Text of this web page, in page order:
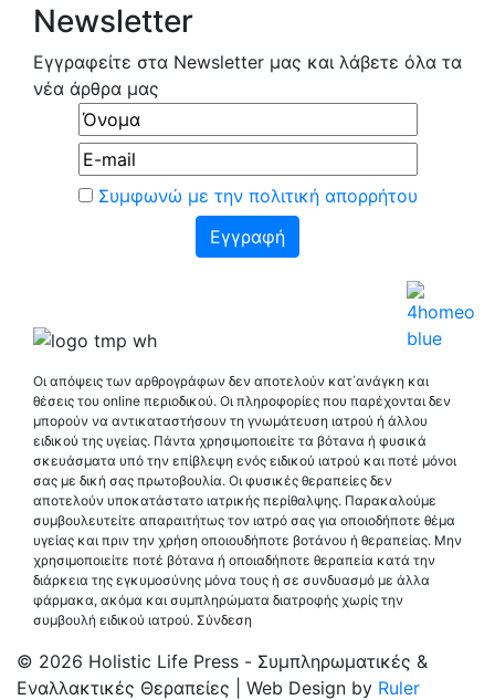
Newsletter
Εγγραφείτε στα Newsletter μας και λάβετε όλα τα
νέα άρθρα μας
Συμφωνώ με την πολιτική απορρήτου
Οι απόψεις των αρθρογράφων δεν αποτελούν κατ΄ανάγκη και
θέσεις του online περιοδικού. Οι πληροφορίες που παρέχονται δεν
μπορούν να αντικαταστήσουν τη γνωμάτευση ιατρού ή άλλου
ειδικού της υγείας. Πάντα χρησιμοποιείτε τα βότανα ή φυσικά
σκευάσματα υπό την επίβλεψη ενός ειδικού ιατρού και ποτέ μόνοι
σας με δική σας πρωτοβουλία. Οι φυσικές θεραπείες δεν
αποτελούν υποκατάστατο ιατρικής περίθαλψης. Παρακαλούμε
συμβουλευτείτε απαραιτήτως τον ιατρό σας για οποιοδήποτε θέμα
υγείας και πριν την χρήση οποιουδήποτε βοτάνου ή θεραπείας. Μην
χρησιμοποιείτε ποτέ βότανα ή οποιαδήποτε θεραπεία κατά την
διάρκεια της εγκυμοσύνης μόνα τους ή σε συνδυασμό με άλλα
φάρμακα, ακόμα και συμπληρώματα διατροφής χωρίς την
συμβουλή ειδικού ιατρού. Σύνδεση
© 2026 Holistic Life Press - Συμπληρωματικές &
Εναλλακτικές Θεραπείες | Web Design by Ruler